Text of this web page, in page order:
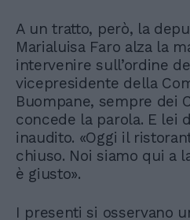
A un tratto, però, la
Marialuisa Faro alza la
intervenire sull’ordine
vicepresidente della
Buompane, sempre dei
concede la parola. E lei
inaudito. «Oggi il
chiuso. Noi siamo qui a
è giusto».
I presenti si osservano